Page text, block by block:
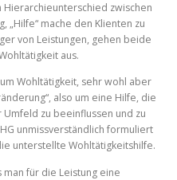
zwischen
„Hilfe“ mache den Klienten zu
von Leistungen, gehen beide
aus.
Wohltätigkeit, sehr wohl aber
also um eine Hilfe, die
zu beeinflussen und zu
unmissverständlich formuliert
unterstellte Wohltätigkeitshilfe.
für die Leistung eine